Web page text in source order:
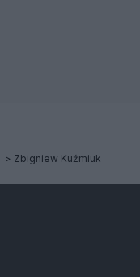
Zbigniew Kuźmiuk